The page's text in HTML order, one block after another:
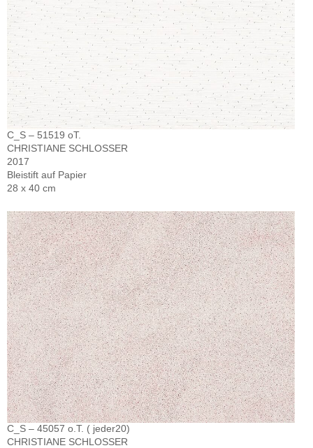
C_S – 51519 oT.
CHRISTIANE SCHLOSSER
2017
Bleistift auf Papier
28 x 40 cm
C_S – 45057 o.T. ( jeder20)
CHRISTIANE SCHLOSSER